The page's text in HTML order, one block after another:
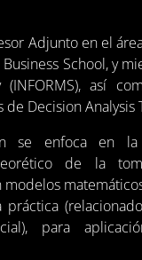
Adjunto en el
Business School, y
(INFORMS), así
de Decision Analysis
se enfoca en
de la
para